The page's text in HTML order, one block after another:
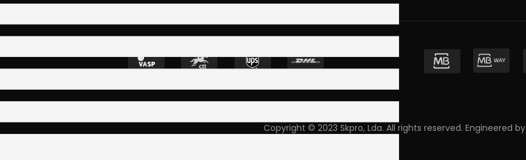
Copyright © 2023 Skpro, Lda. All rights reserved. Engineered by